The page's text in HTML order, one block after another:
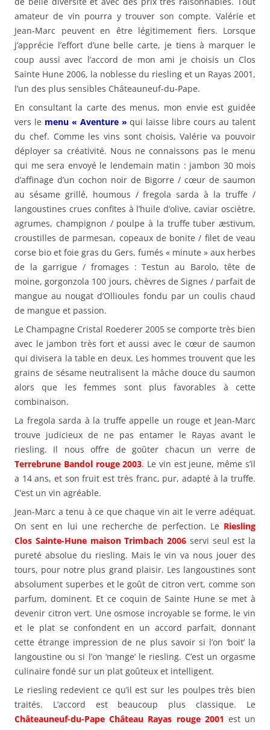
amateur de vin pourra y trouver son compte. Valérie et
Jean-Marc peuvent en être légitimement fiers. Lorsque
j’apprécie l’effort d’une belle carte, je tiens à marquer le
coup aussi avec l’accord de mon ami je choisis un Clos
Sainte Hune 2006, la noblesse du riesling et un Rayas 2001,
l’un des plus sensibles Châteauneuf-du-Pape.
En consultant la carte des menus, mon envie est guidée
vers le menu « Aventure » qui laisse libre cours au talent
du chef. Comme les vins sont choisis, Valérie va pouvoir
déployer sa créativité. Nous ne connaissons pas le menu
qui me sera envoyé le lendemain matin : jambon 30 mois
d’affinage d’un cochon noir de Bigorre / cœur de saumon
au sésame grillé, houmous / fregola sarda à la truffe /
langoustines crues confites à l’huile d’olive, caviar osciètre,
agrumes, champignon / poulpe à la truffe tuber æstivum,
croustilles de parmesan, copeaux de bonite / filet de veau
corse bio et foie gras du Gers, fumés « minute » aux herbes
de la garrigue / fromages : Testun au Barolo, tête de
moine, gorgonzola 100 jours, chèvres de Signes / parfait de
mangue au nougat d’Ollioules fondu par un coulis chaud
de mangue et passion.
Le Champagne Cristal Roederer 2005 se comporte très bien
avec le jambon très fort et aussi avec le cœur de saumon
qui divisera la table en deux. Les hommes trouvent que les
grains de sésame neutralisent la mâche douce du saumon
alors que les femmes sont plus favorables à cette
combinaison.
La fregola sarda à la truffe appelle un rouge et Jean-Marc
trouve judicieux de ne pas entamer le Rayas avant le
riesling. Il nous offre de goûter chacun un verre de
Terrebrune Bandol rouge 2003. Le vin est jeune, même s’il
a 14 ans, et son fruit est très franc, pur, adapté à la truffe.
C’est un vin agréable.
Jean-Marc a tenu à ce que chaque vin ait le verre adéquat.
On sent en lui une recherche de perfection. Le Riesling
Clos Sainte-Hune maison Trimbach 2006 servi seul est la
pureté absolue du riesling. Mais le vin va nous jouer des
tours, pour notre plus grand plaisir. Les langoustines sont
absolument superbes et le goût de citron vert, comme son
parfum, dominent. Et ce coquin de Sainte Hune se met à
devenir citron vert. Une osmose incroyable se forme, le vin
et le plat se confondent en un accord parfait, donnant
cette étrange impression de ne plus savoir si l’on ‘boit’ la
langoustine ou si l’on ‘mange’ le riesling. C’est un orgasme
culinaire fondé sur un plat goûteux et intelligent.
Le riesling redevient ce qu’il est sur les poulpes très bien
traités. L’accord est beaucoup plus classique. Le
Châteauneuf-du-Pape Château Rayas rouge 2001 est un